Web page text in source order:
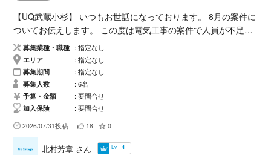
【UQ武蔵小杉】 いつもお世話になっております。 8月の案件に
ついてお伝えします。 この度は電気工事の案件で人員が不足し
てるためお力添えいただきたくご連絡致しました。 夜間工事で
内容は改修工事に伴う照明・電気工事となります。 作業期間:8
月3日〜9日、17日〜31日 作業時間22 時-5時 作業場所：UQ東
急スクエア武蔵小杉店 現場住所:〒211-0063神奈川県川崎市中
原区小杉町3丁目472 作業内容：改修に伴う電気工事 募集人
数：各日4〜6名 金額：25000前後（交渉中） 高速代、交通費
別、ガソリン代一部支給（額については要相談） 以上となりま
す。何卒宜しくお願い致します。
募集業種・職種
指定なし
エリア
指定なし
募集期間
指定なし
募集人数
6名
予算・金額
要問合せ
加入保険
要問合せ
2026/07/31投稿 18 0
北村芳章 さん Lv 4